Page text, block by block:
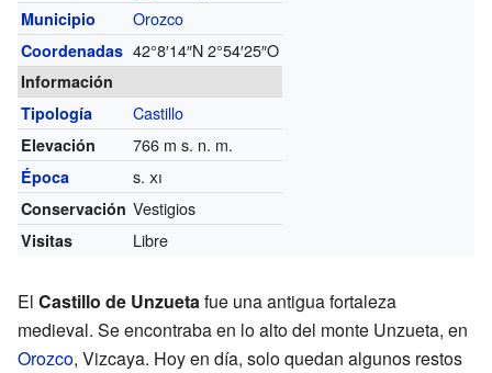
Municipio Orozco
Coordenadas 42°8′14″N2°54′25″O
Información
Tipología
Castillo
Elevación 766 m s. n. m.
Época s. xi
Conservación Vestigios
Visitas Libre
El Castillo de Unzuetafue una antigua fortaleza
medieval. Se encontraba en lo alto del monte Unzueta, en
Orozco, Vizcaya. Hoy en día, solo quedan algunos restos